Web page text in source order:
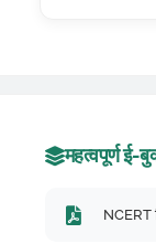
महत्वपूर्ण ई-
NCERT